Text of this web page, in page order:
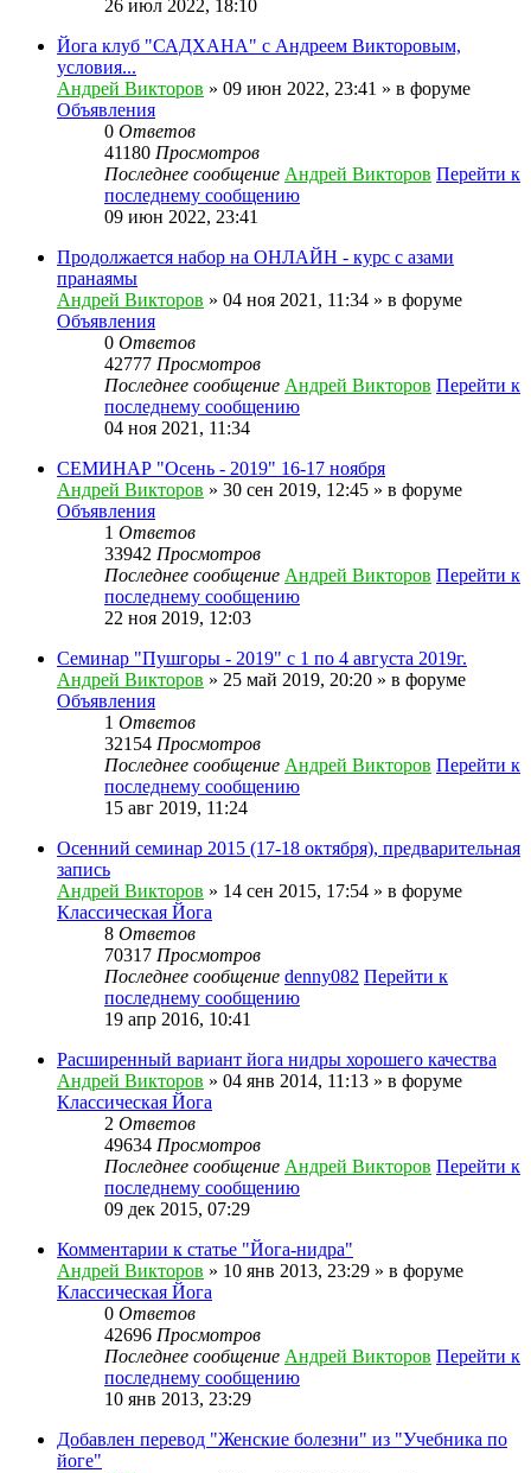
26 июл 2022, 18:10
Йога клуб "САДХАНА" с Андреем Викторовым,
условия...
Андрей Викторов » 09 июн 2022, 23:41 » в форуме
Объявления
0 Ответов
41180 Просмотров
Последнее сообщение Андрей Викторов Перейти к
последнему сообщению
09 июн 2022, 23:41
Продолжается набор на ОНЛАЙН - курс с азами
пранаямы
Андрей Викторов » 04 ноя 2021, 11:34 » в форуме
Объявления
0 Ответов
42777 Просмотров
Последнее сообщение Андрей Викторов Перейти к
последнему сообщению
04 ноя 2021, 11:34
СЕМИНАР "Осень - 2019" 16-17 ноября
Андрей Викторов » 30 сен 2019, 12:45 » в форуме
Объявления
1 Ответов
33942 Просмотров
Последнее сообщение Андрей Викторов Перейти к
последнему сообщению
22 ноя 2019, 12:03
Семинар "Пушгоры - 2019" с 1 по 4 августа 2019г.
Андрей Викторов » 25 май 2019, 20:20 » в форуме
Объявления
1 Ответов
32154 Просмотров
Последнее сообщение Андрей Викторов Перейти к
последнему сообщению
15 авг 2019, 11:24
Осенний семинар 2015 (17-18 октября), предварительная
запись
Андрей Викторов » 14 сен 2015, 17:54 » в форуме
Классическая Йога
8 Ответов
70317 Просмотров
Последнее сообщение denny082 Перейти к
последнему сообщению
19 апр 2016, 10:41
Расширенный вариант йога нидры хорошего качества
Андрей Викторов » 04 янв 2014, 11:13 » в форуме
Классическая Йога
2 Ответов
49634 Просмотров
Последнее сообщение Андрей Викторов Перейти к
последнему сообщению
09 дек 2015, 07:29
Комментарии к статье "Йога-нидра"
Андрей Викторов » 10 янв 2013, 23:29 » в форуме
Классическая Йога
0 Ответов
42696 Просмотров
Последнее сообщение Андрей Викторов Перейти к
последнему сообщению
10 янв 2013, 23:29
Добавлен перевод "Женские болезни" из "Учебника по
йоге"